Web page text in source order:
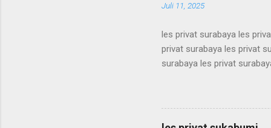
Juli 11, 2025
les privat surabaya les
privat surabaya les privat
surabaya les privat
surabaya les privat
surabaya les privat
surabaya les privat